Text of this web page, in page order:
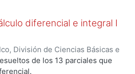
diferencial e integral I
División de Ciencias Básicas e
)Espinosa Herrera, Ernesto
Antonio
de los 13 parciales que